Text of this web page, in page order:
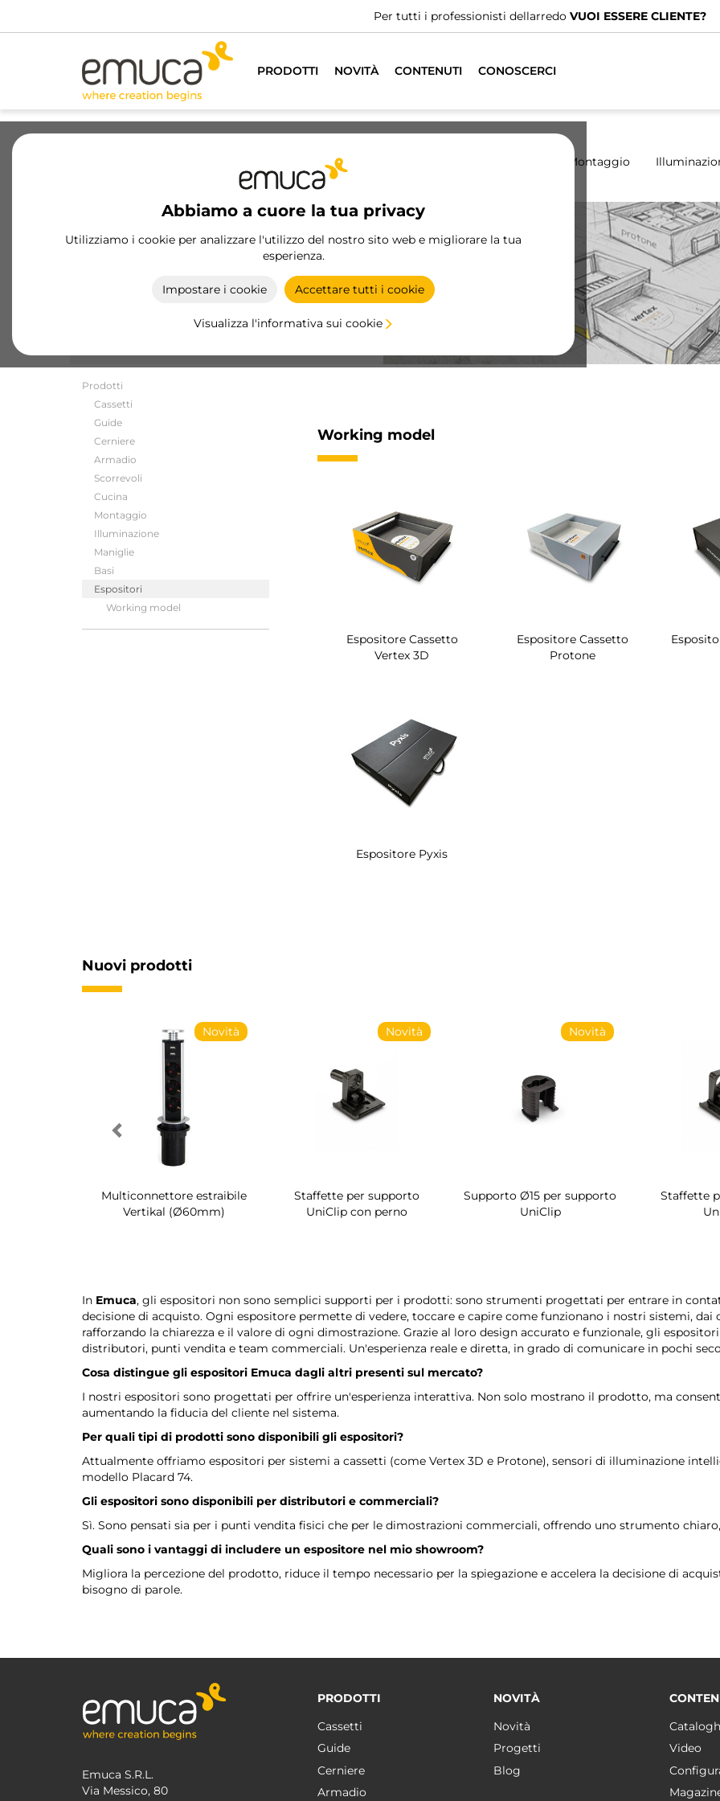
Per tutti i professionisti dellarredo VUOI ESSERE CLIENTE?
PRODOTTI NOVITÀ CONTENUTI CONOSCERCI
Abbiamo a cuore la tua privacy
Utilizziamo i cookie per analizzare l'utilizzo del nostro sito web e migliorare la tua
esperienza.
Impostare i cookie Accettare tutti i cookie
Visualizza l'informativa sui cookie
Montaggio
Espositori
Più di una semplice presentazione, gli espositori
Emuca offrono un’esperienza tangibile.
Permettono al cliente di vedere, toccare e
nostri sistemi, trasmettendo fiducia, chiarezza e
Prodotti
Cassetti
Guide
Cerniere
Armadio
Scorrevoli
Cucina
Montaggio
Illuminazione
Maniglie
Basi
Espositori
Working model
Working model
Espositore Cassetto
Vertex 3D
Espositore Cassetto
Protone
Espositore Pyxis
Nuovi prodotti
Novità
Multiconnettore estraibile
Vertikal (Ø60mm)
Novità
Staffette per supporto
UniClip con perno
Novità
Supporto Ø15 per supporto
UniClip
Staffette
In Emuca, gli espositori non sono semplici supporti per i prodotti: sono strumenti progettati per entrare in
decisione di acquisto. Ogni espositore permette di vedere, toccare e capire come funzionano i nostri sistemi,
rafforzando la chiarezza e il valore di ogni dimostrazione. Grazie al loro design accurato e funzionale, gli
distributori, punti vendita e team commerciali. Un'esperienza reale e diretta, in grado di comunicare in pochi
Cosa distingue gli espositori Emuca dagli altri presenti sul mercato?
I nostri espositori sono progettati per offrire un'esperienza interattiva. Non solo mostrano il prodotto, ma
aumentando la fiducia del cliente nel sistema.
Per quali tipi di prodotti sono disponibili gli espositori?
Attualmente offriamo espositori per sistemi a cassetti (come Vertex 3D e Protone), sensori di illuminazione
modello Placard 74.
Gli espositori sono disponibili per distributori e commerciali?
Sì. Sono pensati sia per i punti vendita fisici che per le dimostrazioni commerciali, offrendo uno strumento
Quali sono i vantaggi di includere un espositore nel mio showroom?
Migliora la percezione del prodotto, riduce il tempo necessario per la spiegazione e accelera la decisione di
bisogno di parole.
Emuca S.R.L.
Via Messico, 80
PRODOTTI
Cassetti
Guide
Cerniere
Armadio
NOVITÀ
Novità
Progetti
Blog
Video